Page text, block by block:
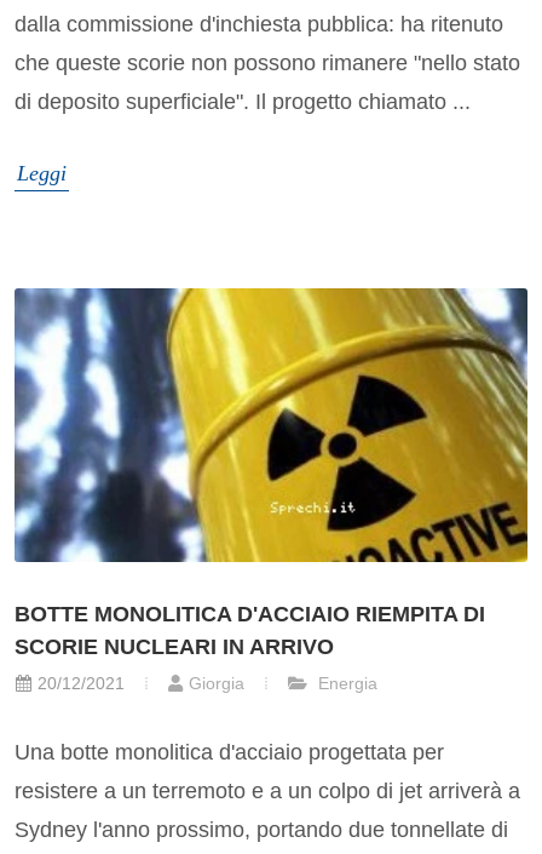
dalla commissione d'inchiesta pubblica: ha ritenuto
che queste scorie non possono rimanere "nello stato
di deposito superficiale". Il progetto chiamato ...
Leggi
BOTTE MONOLITICA D'ACCIAIO RIEMPITA DI
SCORIE NUCLEARI IN ARRIVO
20/12/2021 Giorgia Energia
Una botte monolitica d'acciaio progettata per
resistere a un terremoto e a un colpo di jet arriverà a
Sydney l'anno prossimo, portando due tonnellate di